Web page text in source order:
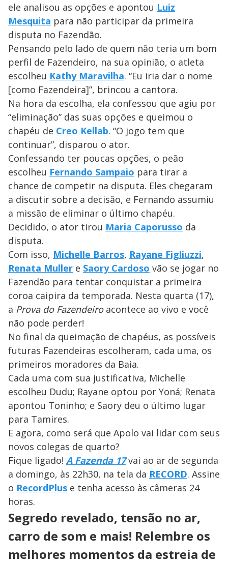
ele analisou as opções e apontou Luiz
Mesquita para não participar da primeira
disputa no Fazendão.
Pensando pelo lado de quem não teria um bom
perfil de Fazendeiro, na sua opinião, o atleta
escolheu Kathy Maravilha. “Eu iria dar o nome
[como Fazendeira]”, brincou a cantora.
Na hora da escolha, ela confessou que agiu por
“eliminação” das suas opções e queimou o
chapéu de Creo Kellab. “O jogo tem que
continuar”, disparou o ator.
Confessando ter poucas opções, o peão
escolheu Fernando Sampaio para tirar a
chance de competir na disputa. Eles chegaram
a discutir sobre a decisão, e Fernando assumiu
a missão de eliminar o último chapéu.
Decidido, o ator tirou Maria Caporusso da
disputa.
Com isso, Michelle Barros, Rayane Figliuzzi,
Renata Muller e Saory Cardoso vão se jogar no
Fazendão para tentar conquistar a primeira
coroa caipira da temporada. Nesta quarta (17),
a Prova do Fazendeiroacontece ao vivo e você
não pode perder!
No final da queimação de chapéus, as possíveis
futuras Fazendeiras escolheram, cada uma, os
primeiros moradores da Baia.
Cada uma com sua justificativa, Michelle
escolheu Dudu; Rayane optou por Yoná; Renata
apontou Toninho; e Saory deu o último lugar
para Tamires.
E agora, como será que Apolo vai lidar com seus
novos colegas de quarto?
Fique ligado! A Fazenda 17vai ao ar de segunda
a domingo, às 22h30, na tela da RECORD. Assine
o RecordPlus e tenha acesso às câmeras 24
horas.
Segredo revelado, tensão no ar,
carro de som e mais! Relembre os
melhores momentos da estreia de